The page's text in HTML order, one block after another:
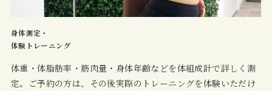
身体測定・
体験トレーニング
体重・体脂肪率・筋肉量・身体年齢などを体組成計で詳しく測
定。ご予約の方は、その後実際のトレーニングを体験いただけ